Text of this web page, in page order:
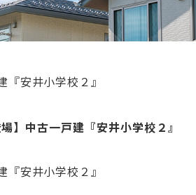
『安井小学校２』
場】中古一戸建『安井小学校２』
『安井小学校２』